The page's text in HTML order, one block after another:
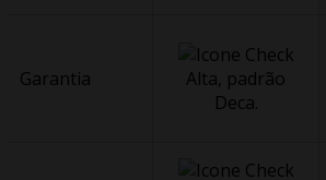
Garantia
Alta, padrão
Deca.